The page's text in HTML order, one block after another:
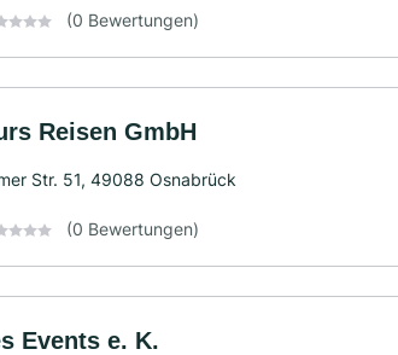
(0 Bewertungen)
Reisen GmbH
Str. 51, 49088 Osnabrück
(0 Bewertungen)
Events e. K.